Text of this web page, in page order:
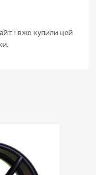
і вже купили цей